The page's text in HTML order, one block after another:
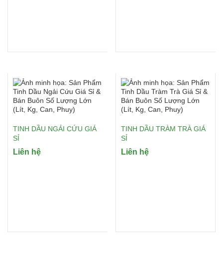
TINH DẦU NGẢI CỨU GIÁ
SỈ
Liên hệ
TINH DẦU TRÀM TRÀ GIÁ
SỈ
Liên hệ